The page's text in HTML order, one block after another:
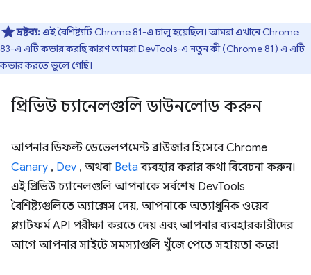
দ্রষ্টব্য:এই বৈশিষ্ট্যটি Chrome 81-এ চালু হয়েছিল। আমরা এখানে Chrome
83-এ এটি কভার করছি কারণ আমরা DevTools-এ নতুন কী (Chrome 81) এ এটি
কভার করতে ভুলে গেছি।
প্রিভিউ চ্যানেলগুলি ডাউনলোড করুন
আপনার ডিফল্ট ডেভেলপমেন্ট ব্রাউজার হিসেবে Chrome
Canary , Dev , অথবা Beta ব্যবহার করার কথা বিবেচনা করুন।
এই প্রিভিউ চ্যানেলগুলি আপনাকে সর্বশেষ DevTools
বৈশিষ্ট্যগুলিতে অ্যাক্সেস দেয়, আপনাকে অত্যাধুনিক ওয়েব
প্ল্যাটফর্ম API পরীক্ষা করতে দেয় এবং আপনার ব্যবহারকারীদের
আগে আপনার সাইটে সমস্যাগুলি খুঁজে পেতে সহায়তা করে!